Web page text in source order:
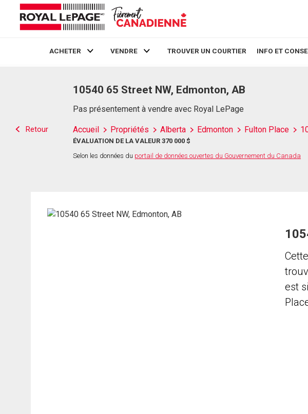
ACHETER VENDRE TROUVER UN COURTIER INFO ET
Retour
10540 65 Street NW, Edmonton, AB
Pas présentement à vendre avec Royal LePage
Accueil Propriétés Alberta Edmonton Fulton Place
ÉVALUATION DE LA VALEUR 370 000 $
Selon les données du portail de données ouvertes du Gouvernement du Canada
est